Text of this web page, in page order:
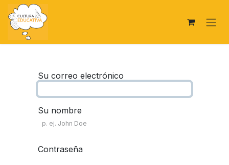
Ir al contenido
Su correo electrónico
Su nombre
Contraseña